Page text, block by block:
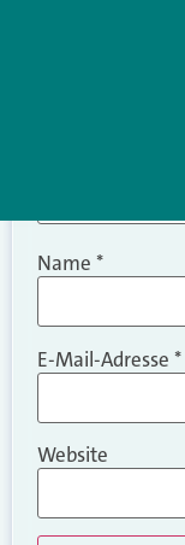
Name *
E-Mail-Adresse *
Website